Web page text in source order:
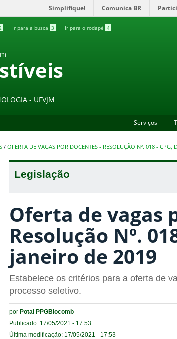
Simplifique! Comunica BR
Ir para a busca 3 Ir para o rodapé 4
- UFVJM
Serviços
/ OFERTA DE VAGAS POR DOCENTES - RESOLUÇÃO Nº. 018 - CPG,
Legislação
Oferta de vagas
Resolução Nº.
janeiro de 2019
Estabelece os critérios para a oferta de
processo seletivo.
por Potal PPGBiocomb
Publicado: 17/05/2021 - 17:53
Última modificação: 17/05/2021 - 17:53